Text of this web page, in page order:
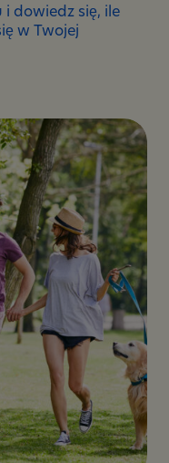
i dowiedz się, ile
w Twojej